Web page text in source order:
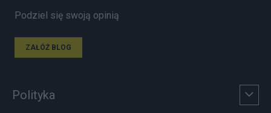
Podziel się swoją opinią
ZAŁÓŻ BLOG
Polityka